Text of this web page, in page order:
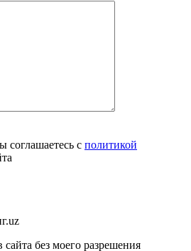
с политикой
без моего разрешения